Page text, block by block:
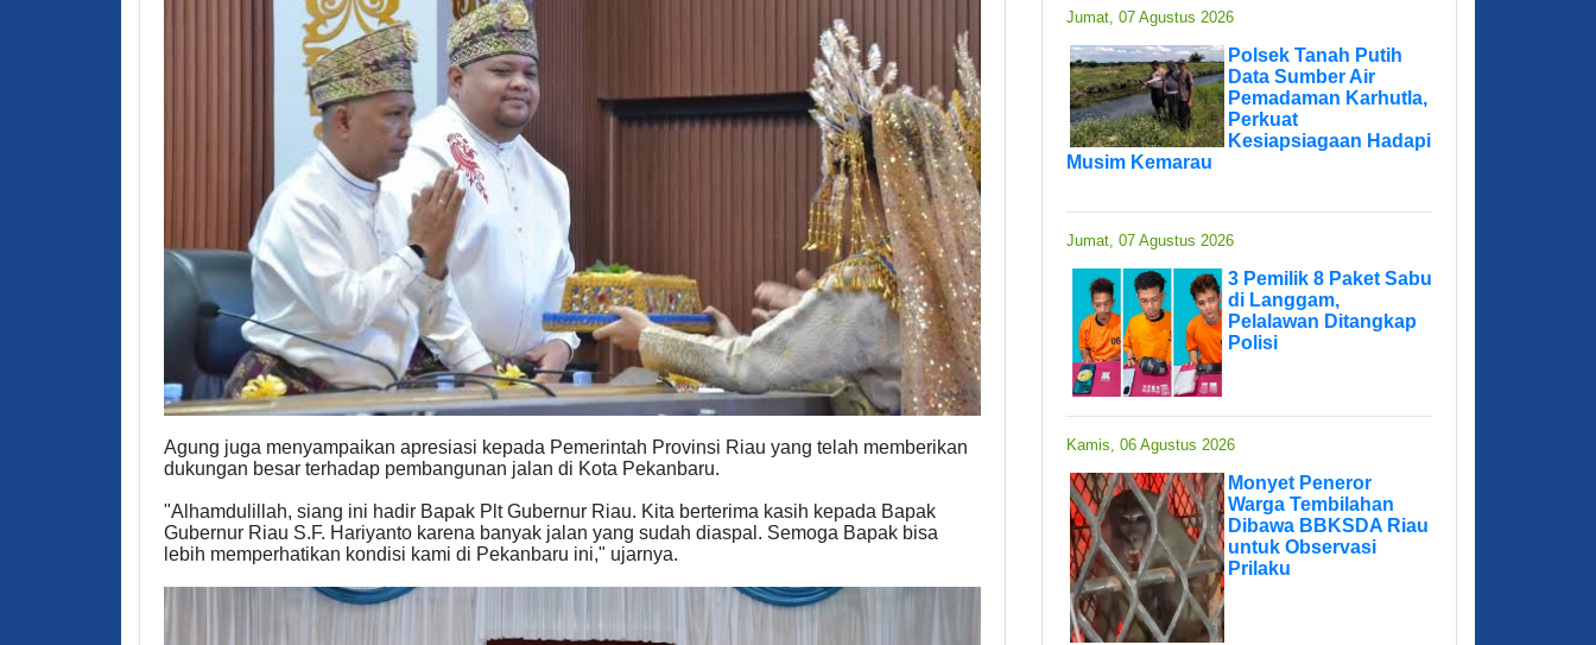
Agung juga menyampaikan apresiasi kepada Pemerintah Provinsi Riau yang telah memberikan
dukungan besar terhadap pembangunan jalan di Kota Pekanbaru.
"Alhamdulillah, siang ini hadir Bapak Plt Gubernur Riau. Kita berterima kasih kepada Bapak
Gubernur Riau S.F. Hariyanto karena banyak jalan yang sudah diaspal. Semoga Bapak bisa
lebih memperhatikan kondisi kami di Pekanbaru ini," ujarnya.
Jumat, 07 Agustus 2026
Polsek Tanah Putih
Data Sumber Air
Pemadaman Karhutla,
Perkuat
Kesiapsiagaan Hadapi
Musim Kemarau
Jumat, 07 Agustus 2026
3 Pemilik 8 Paket Sabu
di Langgam,
Pelalawan Ditangkap
Polisi
Kamis, 06 Agustus 2026
Monyet Peneror
Warga Tembilahan
Dibawa BBKSDA Riau
untuk Observasi
Prilaku